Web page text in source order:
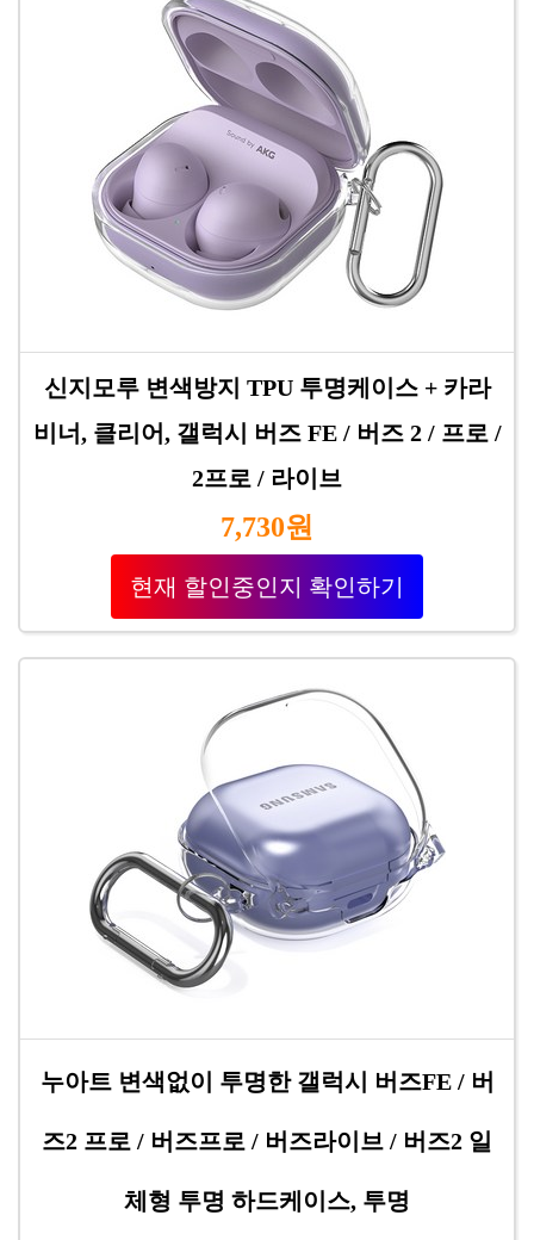
신지모루 변색방지 TPU 투명케이스 + 카라
비너, 클리어, 갤럭시 버즈 FE / 버즈 2 / 프로 /
2프로 / 라이브
7,730원
현재 할인중인지 확인하기
누아트 변색없이 투명한 갤럭시 버즈FE / 버
즈2 프로 / 버즈프로 / 버즈라이브 / 버즈2 일
체형 투명 하드케이스, 투명